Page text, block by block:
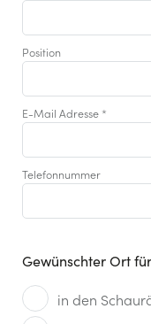
Position
E-Mail Adresse *
Telefonnummer
Gewünschter Ort
Gewünschter Ort**
in den